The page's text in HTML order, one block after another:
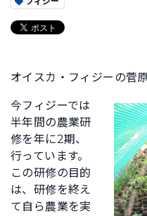
オイスカ・フィジーの菅原
今フィジーでは
半年間の農業研
修を年に2期、
行っています。
この研修の目的
は、研修を終え
て自ら農業を実